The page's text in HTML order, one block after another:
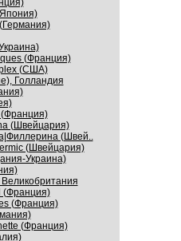
(Франция)
(США)
Голландия
(Франция)
(Швейцария)
(Швей..
(Швейцария)
Украина)
Великобритания
(Франция)
(Франция)
(Франция)